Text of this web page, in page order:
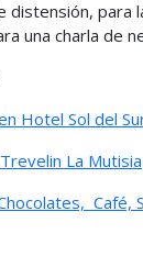
distensión, para
una charla de
Hotel Sol del
La Mutisia
Café,